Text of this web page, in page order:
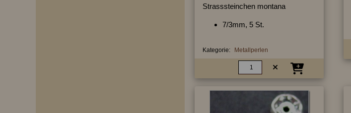
Strasssteinchen montana
7/3mm, 5 St.
Kategorie: Metallperlen